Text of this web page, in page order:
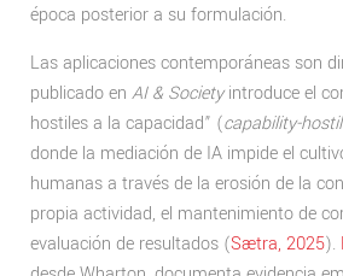
época posterior a su formulación.
Las aplicaciones contemporáneas son
publicado en AI & Societyintroduce el
hostiles a la capacidad” (capability-
donde la mediación de IA impide el
humanas a través de la erosión de la
propia actividad, el mantenimiento de
evaluación de resultados (Sætra, 2025).